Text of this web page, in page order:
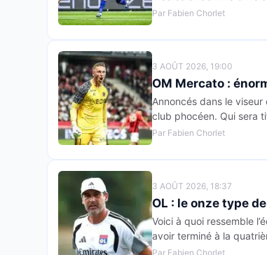
Par Fabien Chorlet
3 AOÛT 2026, 19:00
OM Mercato :
Annoncés dans le viseur
club phocéen. Qui sera
Par Fabien Chorlet
3 AOÛT 2026, 18:37
OL : le onze type
Voici à quoi ressemble
avoir terminé à la
Par Fabien Chorlet